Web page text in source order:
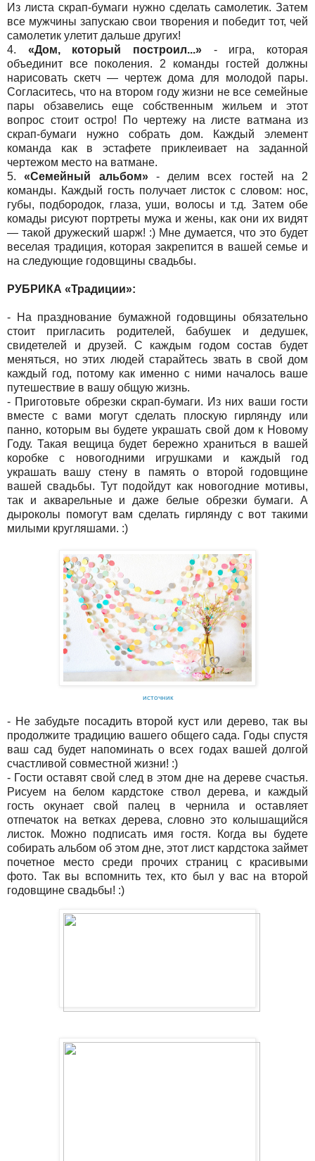
Из листа скрап-бумаги нужно сделать самолетик. Затем
все мужчины запускаю свои творения и победит тот, чей
самолетик улетит дальше других!
4. «Дом, который построил...» - игра, которая
объединит все поколения. 2 команды гостей должны
нарисовать скетч — чертеж дома для молодой пары.
Согласитесь, что на втором году жизни не все семейные
пары обзавелись еще собственным жильем и этот
вопрос стоит остро! По чертежу на листе ватмана из
скрап-бумаги нужно собрать дом. Каждый элемент
команда как в эстафете приклеивает на заданной
чертежом место на ватмане.
5.«Семейный альбом»- делим всех гостей на 2
команды. Каждый гость получает листок с словом: нос,
губы, подбородок, глаза, уши, волосы и т.д. Затем обе
комады рисуют портреты мужа и жены, как они их видят
— такой дружеский шарж! :) Мне думается, что это будет
веселая традиция, которая закрепится в вашей семье и
на следующие годовщины свадьбы.
РУБРИКА «Традиции»:
- На празднование бумажной годовщины обязательно
стоит пригласить родителей, бабушек и дедушек,
свидетелей и друзей. С каждым годом состав будет
меняться, но этих людей старайтесь звать в свой дом
каждый год, потому как именно с ними началось ваше
путешествие в вашу общую жизнь.
- Приготовьте обрезки скрап-бумаги. Из них ваши гости
вместе с вами могут сделать плоскую гирлянду или
панно, которым вы будете украшать свой дом к Новому
Году. Такая вещица будет бережно храниться в вашей
коробке с новогодними игрушками и каждый год
украшать вашу стену в память о второй годовщине
вашей свадьбы. Тут подойдут как новогодние мотивы,
так и акварельные и даже белые обрезки бумаги. А
дыроколы помогут вам сделать гирлянду с вот такими
милыми кругляшами. :)
источник
- Не забудьте посадить второй куст или дерево, так вы
продолжите традицию вашего общего сада. Годы спустя
ваш сад будет напоминать о всех годах вашей долгой
счастливой совместной жизни! :)
- Гости оставят свой след в этом дне на дереве счастья.
Рисуем на белом кардстоке ствол дерева, и каждый
гость окунает свой палец в чернила и оставляет
отпечаток на ветках дерева, словно это колышащийся
листок. Можно подписать имя гостя. Когда вы будете
собирать альбом об этом дне, этот лист кардстока займет
почетное место среди прочих страниц с красивыми
фото. Так вы вспомнить тех, кто был у вас на второй
годовщине свадьбы! :)